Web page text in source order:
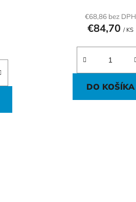
€68,86 bez DPH
€84,70 / KS
DO KOŠÍKA